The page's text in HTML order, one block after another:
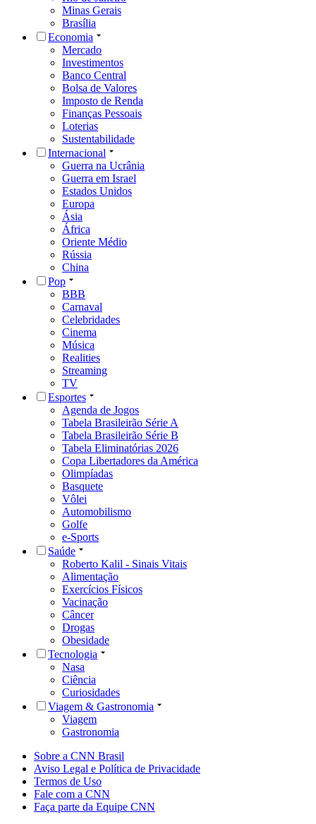
Minas Gerais
Brasília
Economia
Mercado
Investimentos
Banco Central
Bolsa de Valores
Imposto de Renda
Finanças Pessoais
Loterias
Sustentabilidade
Internacional
Guerra na Ucrânia
Guerra em Israel
Estados Unidos
Europa
Ásia
África
Oriente Médio
Rússia
China
Pop
BBB
Carnaval
Celebridades
Cinema
Música
Realities
Streaming
TV
Esportes
Agenda de Jogos
Tabela Brasileirão Série A
Tabela Brasileirão Série B
Tabela Eliminatórias 2026
Copa Libertadores da América
Olimpíadas
Basquete
Vôlei
Automobilismo
Golfe
e-Sports
Saúde
Roberto Kalil - Sinais Vitais
Alimentação
Exercícios Físicos
Vacinação
Câncer
Drogas
Obesidade
Tecnologia
Nasa
Ciência
Curiosidades
Viagem & Gastronomia
Viagem
Gastronomia
Sobre a CNN Brasil
Aviso Legal e Política de Privacidade
Termos de Uso
Fale com a CNN
Faça parte da Equipe CNN